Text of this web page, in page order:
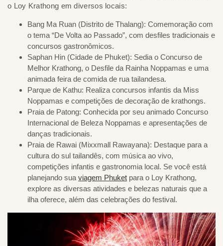
o Loy Krathong em diversos locais:
Bang Ma Ruan (Distrito de Thalang): Comemoração com
o tema “De Volta ao Passado”, com desfiles tradicionais e
concursos gastronômicos.
Saphan Hin (Cidade de Phuket): Sedia o Concurso de
Melhor Krathong, o Desfile da Rainha Noppamas e uma
animada feira de comida de rua tailandesa.
Parque de Kathu: Realiza concursos infantis da Miss
Noppamas e competições de decoração de krathongs.
Praia de Patong: Conhecida por seu animado Concurso
Internacional de Beleza Noppamas e apresentações de
danças tradicionais.
Praia de Rawai (Mixxmall Rawayana): Destaque para a
cultura do sul tailandês, com música ao vivo,
competições infantis e gastronomia local. Se você está
planejando sua viagem Phuket para o Loy Krathong,
explore as diversas atividades e belezas naturais que a
ilha oferece, além das celebrações do festival.